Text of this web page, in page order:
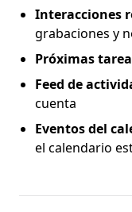
Interacciones
grabaciones y
Próximas
Feed de
cuenta
Eventos del
el calendario